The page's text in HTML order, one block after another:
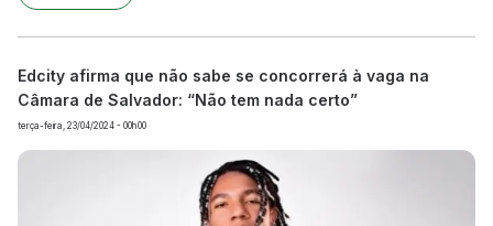
Edcity afirma que não sabe se concorrerá à vaga na
Câmara de Salvador: “Não tem nada certo”
terça-feira, 23/04/2024 - 00h00